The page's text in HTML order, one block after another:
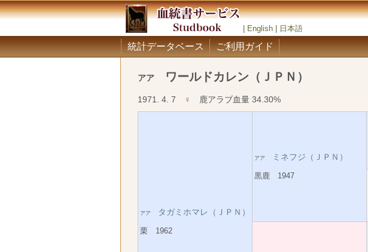
English 日本語
統計データベース ご利用ガイド
アア ワールドカレン（ＪＰＮ）
1971. 4. 7 ♀ 鹿アラブ血量 34.30%
アア タガミホマレ（ＪＰＮ）
栗 1962
アア ミネフジ（ＪＰＮ）
黒鹿 1947